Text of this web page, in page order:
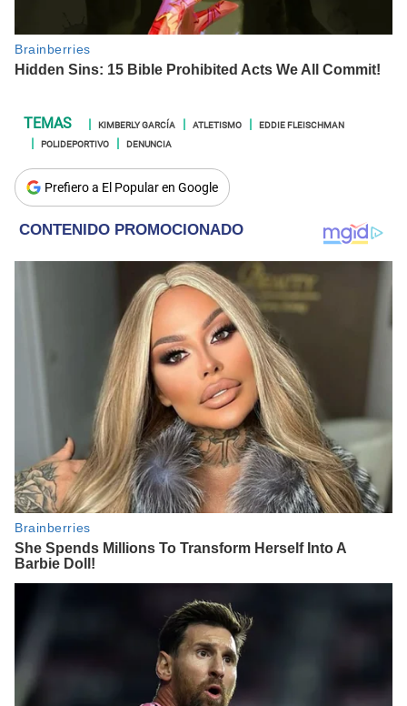
KIMBERLY GARCÍA ATLETISMO
EDDIE FLEISCHMAN
POLIDEPORTIVO
DENUNCIA
Prefiero a El Popular en Google